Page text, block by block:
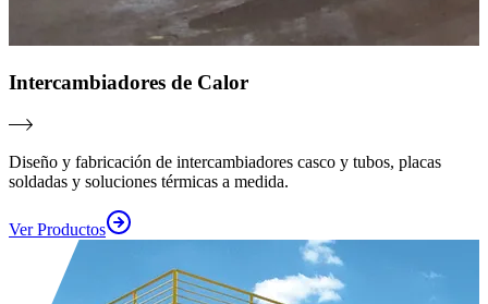
Intercambiadores de Calor
Diseño y fabricación de intercambiadores casco y tubos, placas
soldadas y soluciones térmicas a medida.
Ver Productos